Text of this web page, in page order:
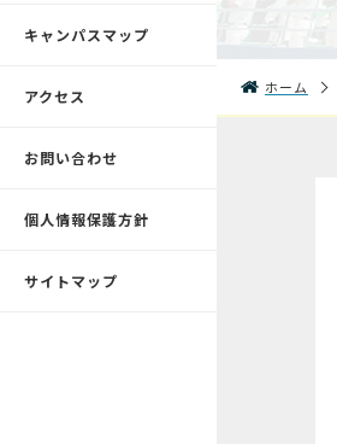
キャンパスマップ
アクセス
お問い合わせ
個人情報保護方針
サイトマップ
ホーム